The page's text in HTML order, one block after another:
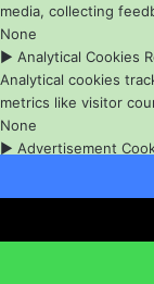
Facebook
X
media, collecting
None
► Analytical Cookies
Analytical cookies
metrics like visitor
None
► Advertisement
Advertisement
Reject All
Save My